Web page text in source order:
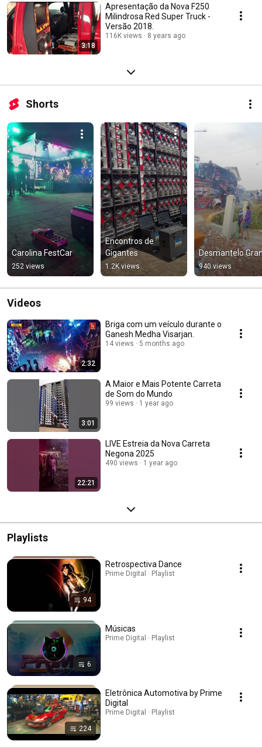
3:18
Apresentação da Nova F250
Milindrosa Red Super Truck -
Versão 2018.
116K views 8 years ago
Shorts
Carolina FestCar
252 views
Encontros de
Gigantes
1.2K views
Desmantelo
940 views
Videos
2:32
Briga com um veículo durante o
Ganesh Medha Visarjan.
14 views 5 months ago
3:01
A Maior e Mais Potente Carreta
de Som do Mundo
99 views 1 year ago
22:21
LIVE Estreia da Nova Carreta
Negona 2025
490 views 1 year ago
Playlists
94
Retrospectiva Dance
Prime Digital · Playlist
6
Músicas
Prime Digital · Playlist
224
Eletrônica Automotiva by Prime
Digital
Prime Digital · Playlist